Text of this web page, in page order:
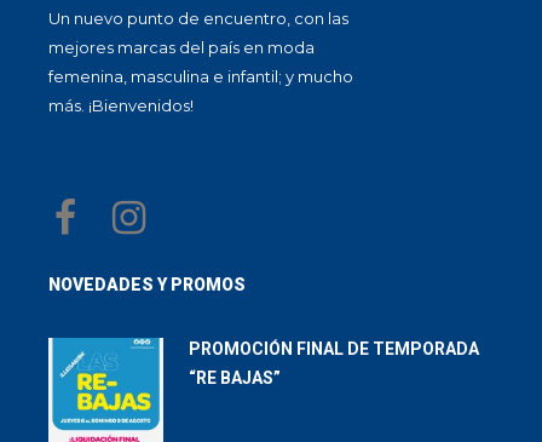
Un nuevo punto de encuentro, con las
mejores marcas del país en moda
femenina, masculina e infantil; y mucho
más. ¡Bienvenidos!
NOVEDADES Y PROMOS
PROMOCIÓN FINAL DE TEMPORADA
“RE BAJAS”